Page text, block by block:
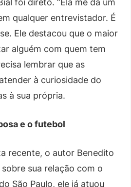
foi direto. “Ela me dá um
qualquer entrevistador. É
Ele destacou que o maior
alguém com quem tem
lembrar que as
à curiosidade do
à sua própria.
e o futebol
recente, o autor Benedito
sua relação com o
São Paulo, ele já atuou